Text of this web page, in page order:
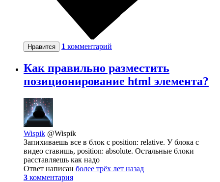
Нравится 1 комментарий
Как правильно разместить
позиционирование html элемента?
Wispik @Wispik
Запихиваешь все в блок с position: relative. У блока с
видео ставишь, position: absolute. Остальные блоки
расставляешь как надо
Ответ написан более трёх лет назад
3 комментария